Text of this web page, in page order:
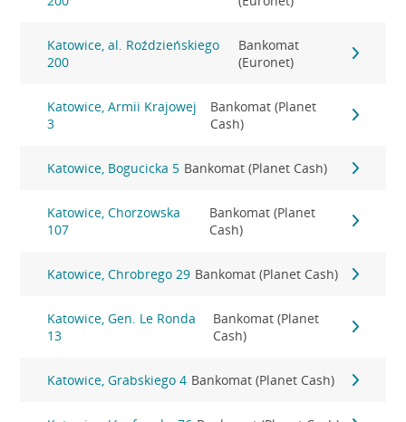
Katowice, al. Roździeńskiego
200
Bankomat
(Euronet)
Katowice, Armii Krajowej
3
Bankomat (Planet
Cash)
Katowice, Bogucicka 5 Bankomat (Planet Cash)
Katowice, Chorzowska
107
Bankomat (Planet
Cash)
Katowice, Chrobrego 29 Bankomat (Planet Cash)
Katowice, Gen. Le Ronda
13
Bankomat (Planet
Cash)
Katowice, Grabskiego 4 Bankomat (Planet Cash)